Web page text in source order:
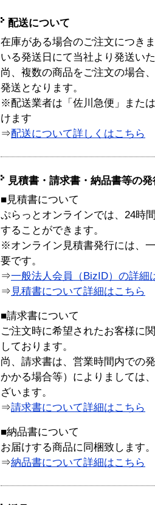
配送について
在庫がある場合のご注文につき
いる発送日にて当社より発送い
尚、複数の商品をご注文の場合
発送となります。
※配送業者は「佐川急便」また
けます
⇒配送について詳しくはこちら
見積書・請求書・納品書等の
■見積書について
ぷらっとオンラインでは、24時
することができます。
※オンライン見積書発行には、
要です。
⇒一般法人会員（BizID）の詳細
⇒ 見積書について詳細はこちら
■請求書について
ご注文時に希望されたお客様に
しております。
尚、請求書は、営業時間内での
かかる場合等）によりましては
ざいます。
⇒請求書について詳細はこちら
■納品書について
お届けする商品に同梱致します。
⇒納品書について詳細はこちら